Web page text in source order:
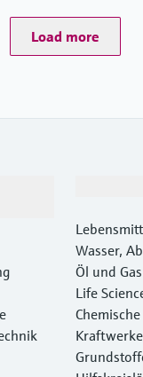
Load more
Wasser,
Öl und
Life